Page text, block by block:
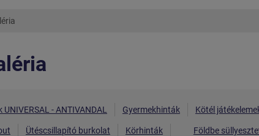
- ANTIVANDAL Gyermekhinták Kötél
Ütéscsillapító burkolat Körhinták Földbe